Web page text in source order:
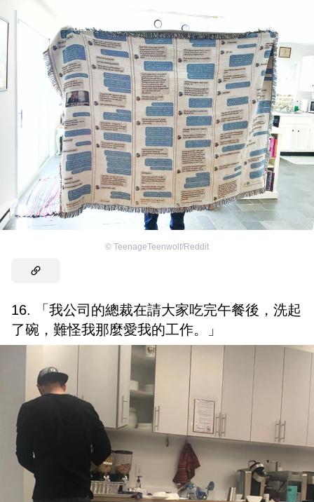
© TeenageTeenwolf/Reddit
16. 「我公司的總裁在請大家吃完午餐後，洗起
了碗，難怪我那麼愛我的工作。」